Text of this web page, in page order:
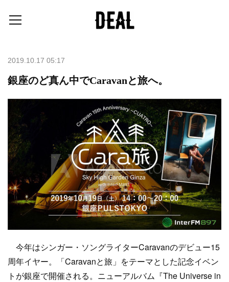
2019.10.17 05:17
銀座のど真ん中でCaravanと旅へ。
今年はシンガー・ソングライターCaravanのデビュー15
周年イヤー。「Caravanと旅」をテーマとした記念イベン
トが銀座で開催される。ニューアルバム『The Universe in